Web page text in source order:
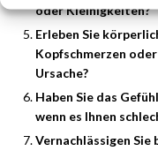
oder Kleinigkeiten?
Erleben Sie
Kopfschmerzen
Ursache?
Haben Sie das
wenn es Ihnen
Vernachlässigen Sie